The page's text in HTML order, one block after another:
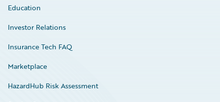
Education
Investor Relations
Insurance Tech FAQ
Marketplace
HazardHub Risk Assessment